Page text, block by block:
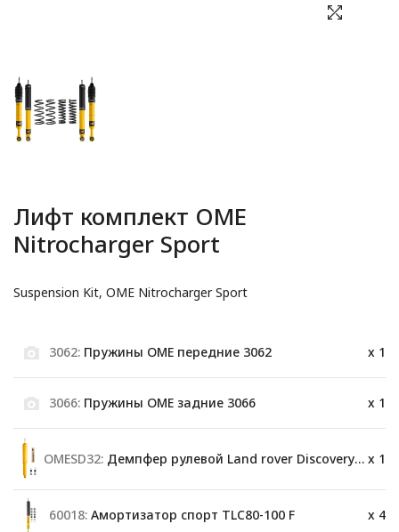
Лифт комплект OME
Nitrocharger Sport
Suspension Kit, OME Nitrocharger Sport
3062: Пружины OME передние 3062 x 1
3066: Пружины OME задние 3066 x 1
OMESD32: Демпфер рулевой Land rover Discovery 110.90.130 x 1
60018: Амортизатор спорт TLC80-100 F x 4